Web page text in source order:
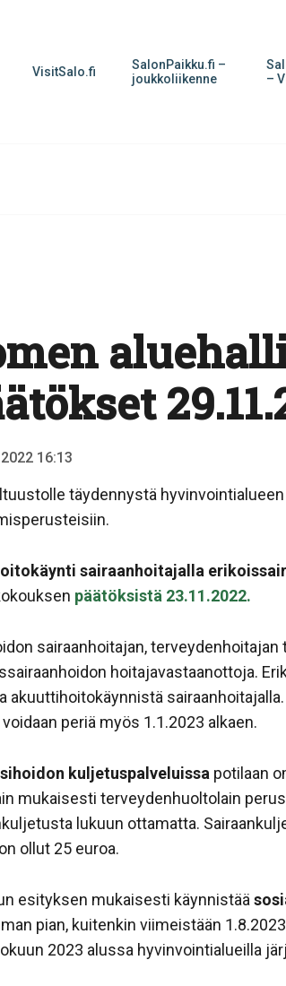
VisitSalo.fi
SalonPaikku.fi –
joukkoliikenne
–
16:13
täydennystä
sairaanhoitajalla
päätöksistä 23.11.2022.
sairaanhoitajan,
hoitajavastaanottoja.
akuuttihoitokäynnistä
periä myös 1.1.2023 alkaen.
kuljetuspalveluissa potilaan
mukaisesti terveydenhuoltolain
lukuun ottamatta.
ollut 25 euroa.
esityksen mukaisesti käynnistää
pian, kuitenkin viimeistään
2023 alussa hyvinvointialueilla